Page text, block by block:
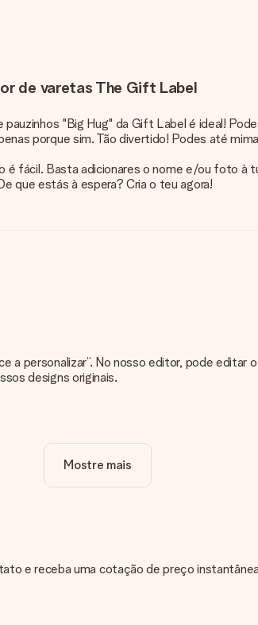
de varetas The Gift Label
"Big Hug" da Gift Label é ideal!
porque sim. Tão divertido! Podes até
fácil. Basta adicionares o nome e/ou foto à
que estás à espera? Cria o teu agora!
a personalizar”. No nosso editor, pode
designs originais.
Por isso, é importante que utilizes
com o presente que estás
seu arquivo ou pretende utilizar uma
Mostre mais
e receba uma cotação de preço